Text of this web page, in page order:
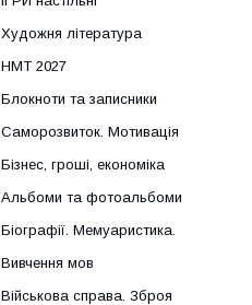
Художня література
НМТ 2027
Блокноти та записники
Саморозвиток. Мотивація
Бізнес, гроші, економіка
Альбоми та фотоальбоми
Біографії. Мемуаристика.
Вивчення мов
Військова справа. Зброя